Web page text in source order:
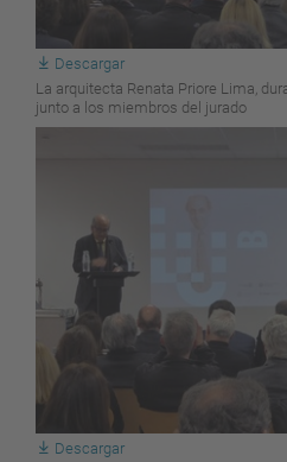
Descargar
La arquitecta Renata Priore Lima,
junto a los miembros del jurado
Descargar